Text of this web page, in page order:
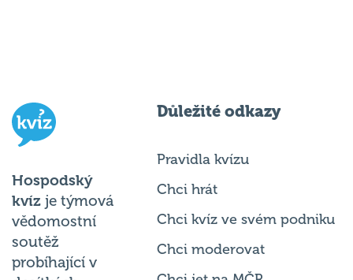
Hospodský
kvíz je týmová
vědomostní
soutěž
probíhající v
Důležité odkazy
Pravidla kvízu
Chci hrát
Chci kvíz ve svém podniku
Chci moderovat